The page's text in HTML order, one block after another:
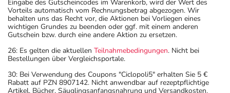
Eingabe des Gutscheincodes im Warenkorb, wird der Wert des
Vorteils automatisch vom Rechnungsbetrag abgezogen. Wir
behalten uns das Recht vor, die Aktionen bei Vorliegen eines
wichtigen Grundes zu beenden oder ggf. mit einem anderen
Gutschein bzw. durch eine andere Aktion zu ersetzen.
26: Es gelten die aktuellen Teilnahmebedingungen. Nicht bei
Bestellungen über Vergleichsportale.
30: Bei Verwendung des Coupons "Ciclopoli5" erhalten Sie 5 €
Rabatt auf PZN 8907142. Nicht anwendbar auf rezeptpflichtige
Artikel, Bücher, Säuglingsanfangsnahrung und Versandkosten.